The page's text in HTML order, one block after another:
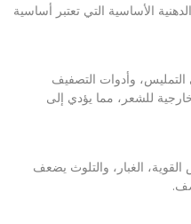
الأساسية التي تعتبر أساسية
وأدوات التصفيف
للشعر، مما يؤدي إلى
الغبار، والتلوث يضعف